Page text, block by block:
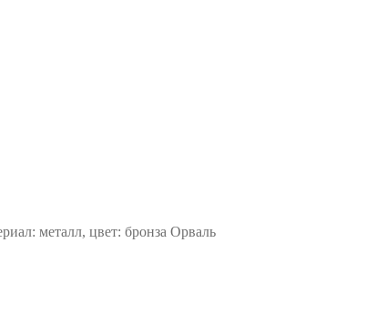
металл, цвет: бронза Орваль